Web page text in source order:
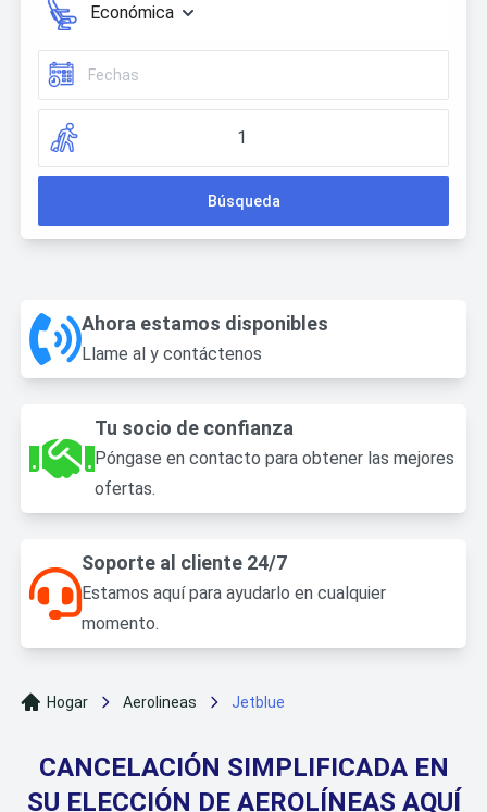
Económica
1
Búsqueda
Ahora estamos disponibles
Llame al y contáctenos
Tu socio de confianza
Póngase en contacto para obtener las mejores
ofertas.
Soporte al cliente 24/7
Estamos aquí para ayudarlo en cualquier
momento.
Hogar Aerolineas Jetblue
CANCELACIÓN SIMPLIFICADA EN
SU ELECCIÓN DE AEROLÍNEAS AQUÍ